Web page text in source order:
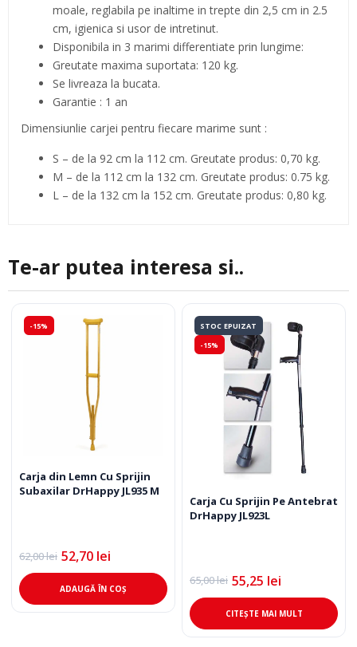
moale, reglabila pe inaltime in trepte din 2,5 cm in 2.5
cm, igienica si usor de intretinut.
Disponibila in 3 marimi differentiate prin lungime:
Greutate maxima suportata: 120 kg.
Se livreaza la bucata.
Garantie : 1 an
Dimensiunlie carjei pentru fiecare marime sunt :
S – de la 92 cm la 112 cm. Greutate produs: 0,70 kg.
M – de la 112 cm la 132 cm. Greutate produs: 0.75 kg.
L – de la 132 cm la 152 cm. Greutate produs: 0,80 kg.
Te-ar putea interesa si..
-15%
Carja din Lemn Cu Sprijin
Subaxilar DrHappy JL935 M
62,00lei
Prețul
inițial
a
fost:
62,00 lei.
52,70 lei
Prețul
curent
este:
52,70 lei.
ADAUGĂ ÎN COȘ
STOC EPUIZAT
-15%
Carja Cu Sprijin Pe Antebrat
DrHappy JL923L
65,00lei
Prețul
inițial
a
fost:
65,00 lei.
55,25 lei
Prețul
curent
este:
55,25 lei.
CITEȘTE MAI MULT